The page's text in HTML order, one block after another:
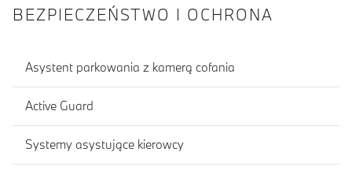
BEZPIECZEŃSTWO I OCHRONA
Asystent parkowania z kamerą cofania
Active Guard
Systemy asystujące kierowcy